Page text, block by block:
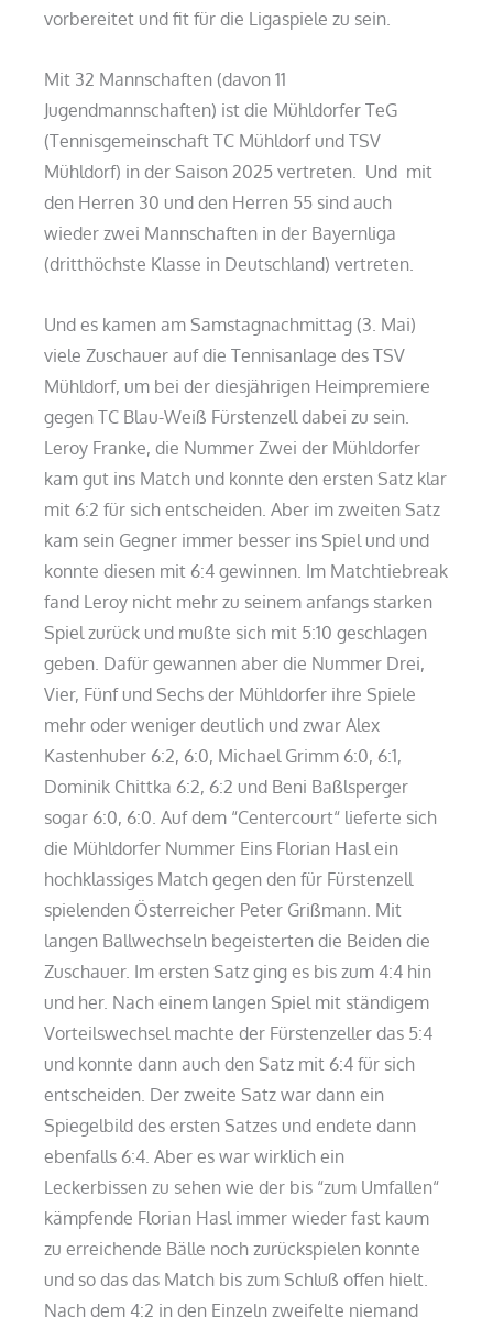
vorbereitet und fit für die Ligaspiele zu sein.
Mit 32 Mannschaften (davon 11
Jugendmannschaften) ist die Mühldorfer TeG
(Tennisgemeinschaft TC Mühldorf und TSV
Mühldorf) in der Saison 2025 vertreten. Und mit
den Herren 30 und den Herren 55 sind auch
wieder zwei Mannschaften in der Bayernliga
(dritthöchste Klasse in Deutschland) vertreten.
Und es kamen am Samstagnachmittag (3. Mai)
viele Zuschauer auf die Tennisanlage des TSV
Mühldorf, um bei der diesjährigen Heimpremiere
gegen TC Blau-Weiß Fürstenzell dabei zu sein.
Leroy Franke, die Nummer Zwei der Mühldorfer
kam gut ins Match und konnte den ersten Satz klar
mit 6:2 für sich entscheiden. Aber im zweiten Satz
kam sein Gegner immer besser ins Spiel und und
konnte diesen mit 6:4 gewinnen. Im Matchtiebreak
fand Leroy nicht mehr zu seinem anfangs starken
Spiel zurück und mußte sich mit 5:10 geschlagen
geben. Dafür gewannen aber die Nummer Drei,
Vier, Fünf und Sechs der Mühldorfer ihre Spiele
mehr oder weniger deutlich und zwar Alex
Kastenhuber 6:2, 6:0, Michael Grimm 6:0, 6:1,
Dominik Chittka 6:2, 6:2 und Beni Baßlsperger
sogar 6:0, 6:0. Auf dem “Centercourt“ lieferte sich
die Mühldorfer Nummer Eins Florian Hasl ein
hochklassiges Match gegen den für Fürstenzell
spielenden Österreicher Peter Grißmann. Mit
langen Ballwechseln begeisterten die Beiden die
Zuschauer. Im ersten Satz ging es bis zum 4:4 hin
und her. Nach einem langen Spiel mit ständigem
Vorteilswechsel machte der Fürstenzeller das 5:4
und konnte dann auch den Satz mit 6:4 für sich
entscheiden. Der zweite Satz war dann ein
Spiegelbild des ersten Satzes und endete dann
ebenfalls 6:4. Aber es war wirklich ein
Leckerbissen zu sehen wie der bis “zum Umfallen“
kämpfende Florian Hasl immer wieder fast kaum
zu erreichende Bälle noch zurückspielen konnte
und so das das Match bis zum Schluß offen hielt.
Nach dem 4:2 in den Einzeln zweifelte niemand